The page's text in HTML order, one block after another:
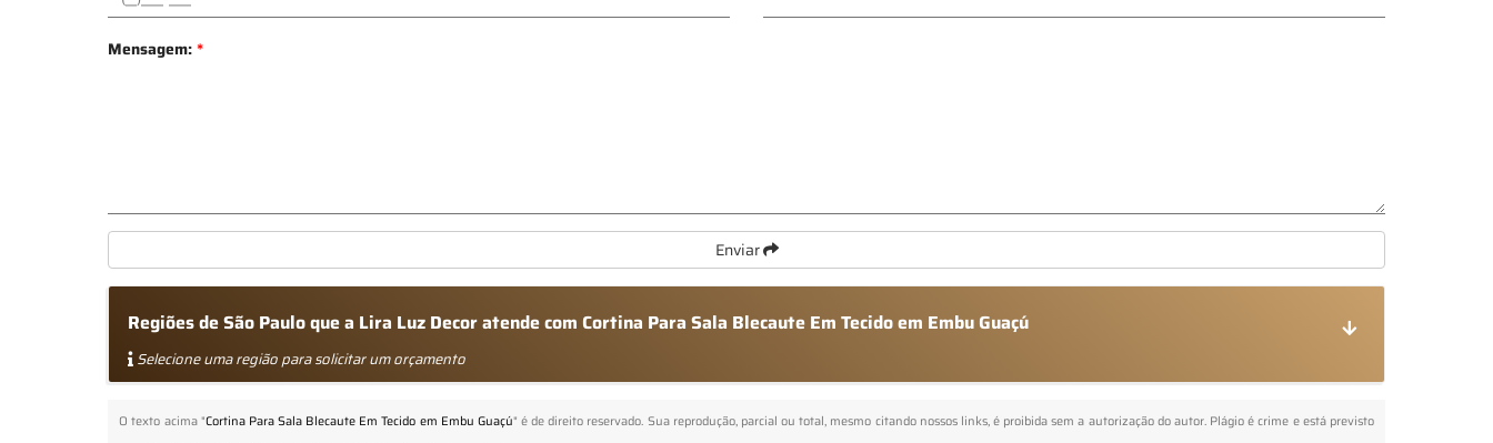
Mensagem:*
Enviar
Regiões de São Paulo que a Lira Luz Decor atende com Cortina Para Sala Blecaute Em Tecido em Embu Guaçú
Selecione uma região para solicitar um orçamento
O texto acima "Cortina Para Sala Blecaute Em Tecido em Embu Guaçú" é de direito reservado. Sua reprodução, parcial ou total, mesmo citando nossos links, é proibida sem a autorização do autor. Plágio é crime e está previsto